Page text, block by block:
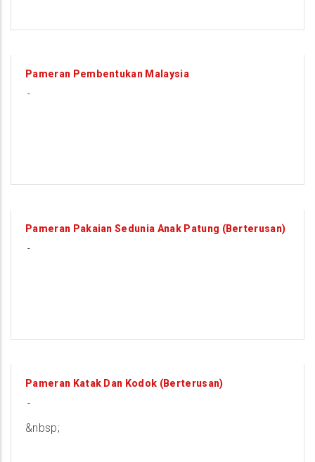
Pameran Pembentukan Malaysia
-
9
Pameran Pakaian Sedunia Anak Patung (Berterusan)
-
Pameran Katak Dan Kodok (Berterusan)
-
&nbsp;